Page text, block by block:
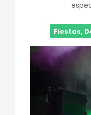
Fiestas,